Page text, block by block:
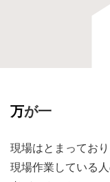
万が一
現場はとまっており
現場作業している